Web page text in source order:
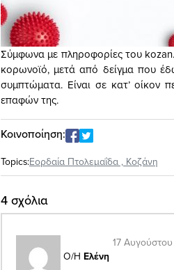
Σύμφωνα με πληροφορίες του
κορωνοϊό, μετά από δείγμα που
συμπτώματα. Είναι σε κατ’ οίκον
επαφών της.
Κοινοποίηση:
Topics:Εορδαία Πτολεμαΐδα , Κοζάνη
4 σχόλια
Ο/Η Ελένη
17